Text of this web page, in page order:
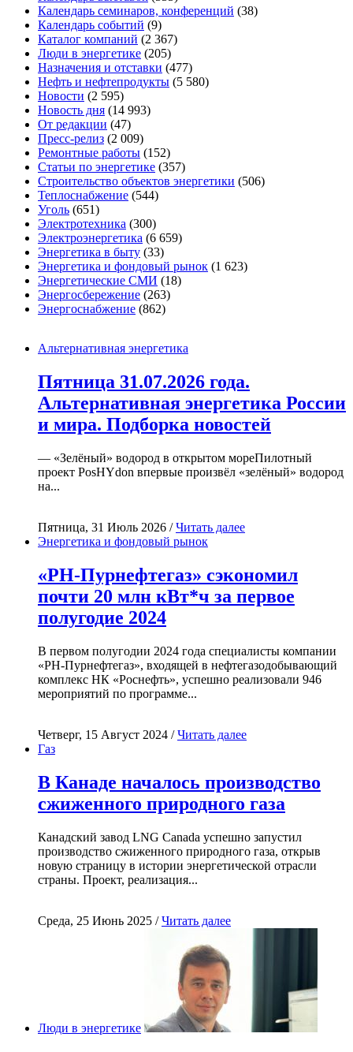
Календарь семинаров, конференций (38)
Календарь событий (9)
Каталог компаний (2 367)
Люди в энергетике (205)
Назначения и отставки (477)
Нефть и нефтепродукты (5 580)
Новости (2 595)
Новость дня (14 993)
От редакции (47)
Пресс-релиз (2 009)
Ремонтные работы (152)
Статьи по энергетике (357)
Строительство объектов энергетики (506)
Теплоснабжение (544)
Уголь (651)
Электротехника (300)
Электроэнергетика (6 659)
Энергетика в быту (33)
Энергетика и фондовый рынок (1 623)
Энергетические СМИ (18)
Энергосбережение (263)
Энергоснабжение (862)
Альтернативная энергетика
Пятница 31.07.2026 года.
Альтернативная энергетика России
и мира. Подборка новостей
— «Зелёный» водород в открытом мореПилотный
проект PosHYdon впервые произвёл «зелёный» водород
на...
Пятница, 31 Июль 2026 /Читать далее
Энергетика и фондовый рынок
«РН-Пурнефтегаз» сэкономил
почти 20 млн кВт*ч за первое
полугодие 2024
В первом полугодии 2024 года специалисты компании
«РН-Пурнефтегаз», входящей в нефтегазодобывающий
комплекс НК «Роснефть», успешно реализовали 946
мероприятий по программе...
Четверг, 15 Август 2024 /Читать далее
Газ
В Канаде началось производство
сжиженного природного газа
Канадский завод LNG Canada успешно запустил
производство сжиженного природного газа, открыв
новую страницу в истории энергетической отрасли
страны. Проект, реализация...
Среда, 25 Июнь 2025 /Читать далее
Люди в энергетике